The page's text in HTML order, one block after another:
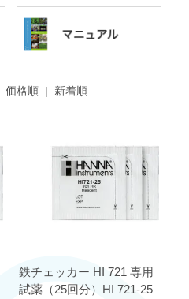
価格順| 新着順
鉄チェッカー HI 721 専用
試薬（25回分）HI 721-25